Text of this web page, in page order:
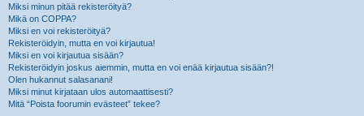
Miksi minun pitää rekisteröityä?
Mikä on COPPA?
Miksi en voi rekisteröityä?
Rekisteröidyin, mutta en voi kirjautua!
Miksi en voi kirjautua sisään?
Rekisteröidyin joskus aiemmin, mutta en voi enää kirjautua sisään?!
Olen hukannut salasanani!
Miksi minut kirjataan ulos automaattisesti?
Mitä “Poista foorumin evästeet” tekee?